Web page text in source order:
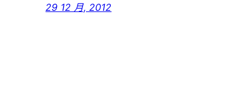
29 12 月, 2012